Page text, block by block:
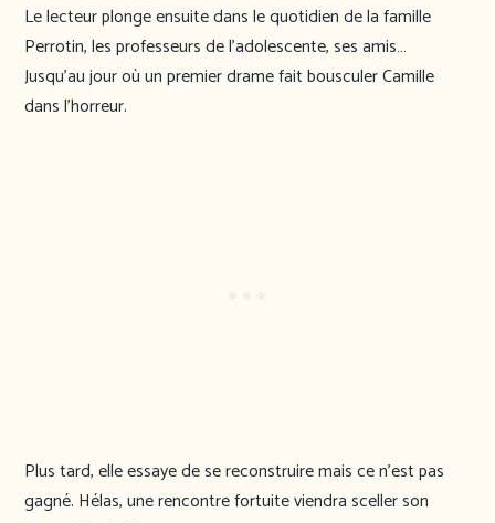
Le lecteur plonge ensuite dans le quotidien de la famille
Perrotin, les professeurs de l’adolescente, ses amis…
Jusqu’au jour où un premier drame fait bousculer Camille
dans l’horreur.
Plus tard, elle essaye de se reconstruire mais ce n’est pas
gagné. Hélas, une rencontre fortuite viendra sceller son